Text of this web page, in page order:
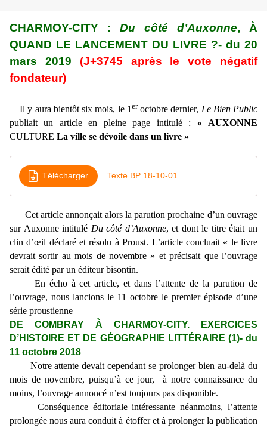
CHARMOY-CITY : Du côté d’Auxonne, À
QUAND LE LANCEMENT DU LIVRE ?- du 20
mars 2019 (J+3745 après le vote négatif
fondateur)
Il y aura bientôt six mois, le 1 eroctobre dernier, Le Bien Public
publiait un article en pleine page intitulé : « AUXONNE
CULTURE La ville se dévoile dans un livre »
Télécharger Texte BP 18-10-01
Cet article annonçait alors la parution prochaine d’un ouvrage
sur Auxonne intitulé Du côté d’Auxonne, et dont le titre était un
clin d’œil déclaré et résolu à Proust. L’article concluait « le livre
devrait sortir au mois de novembre » et précisait que l’ouvrage
serait édité par un éditeur bisontin.
En écho à cet article, et dans l’attente de la parution de
l’ouvrage, nous lancions le 11 octobre le premier épisode d’une
série proustienne
DE COMBRAY À CHARMOY-CITY. EXERCICES
D’HISTOIRE ET DE GÉOGRAPHIE LITTÉRAIRE (1)- du
11 octobre 2018
Notre attente devait cependant se prolonger bien au-delà du
mois de novembre, puisqu’à ce jour, à notre connaissance du
moins, l’ouvrage annoncé n’est toujours pas disponible.
Conséquence éditoriale intéressante néanmoins, l’attente
prolongée nous aura conduit à étoffer et à prolonger la publication